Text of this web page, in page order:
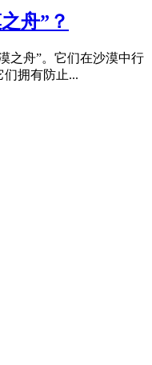
舟”？
之舟”。它们在沙漠中行
拥有防止...